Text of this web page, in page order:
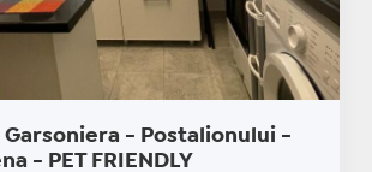
Garsoniera - Postalionului -
- PET FRIENDLY